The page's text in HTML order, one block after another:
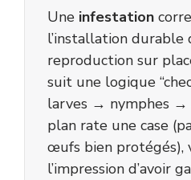
Une infestation
l’installation durable
reproduction sur
suit une logique
larves → nymphes →
plan rate une case
œufs bien protégés),
l’impression d’avoir